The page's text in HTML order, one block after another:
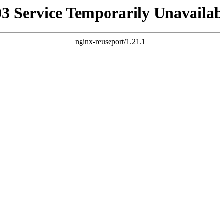
Service Temporarily
nginx-reuseport/1.21.1